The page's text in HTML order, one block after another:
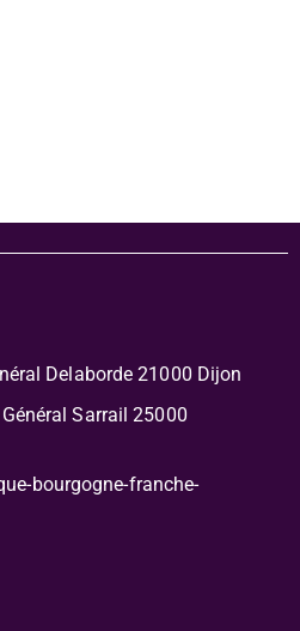
Delaborde 21000 Dijon
Sarrail 25000
bourgogne-franche-